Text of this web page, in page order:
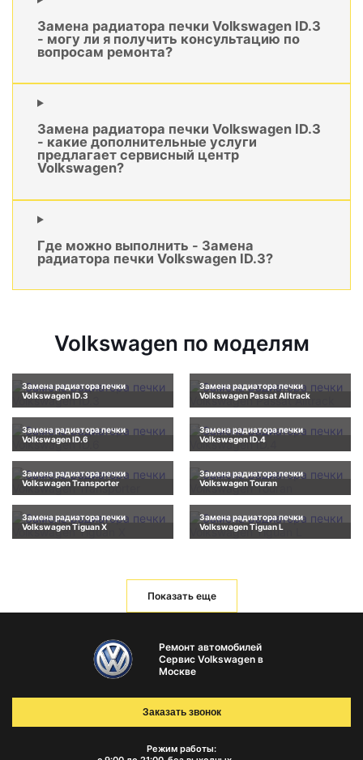
Замена радиатора печки Volkswagen ID.3
- могу ли я получить консультацию по
вопросам ремонта?
Замена радиатора печки Volkswagen ID.3
- какие дополнительные услуги
предлагает сервисный центр
Volkswagen?
Где можно выполнить - Замена
радиатора печки Volkswagen ID.3?
Volkswagen по моделям
Замена радиатора печки
Volkswagen ID.3
Замена радиатора печки
Volkswagen Passat Alltrack
Замена радиатора печки
Volkswagen ID.6
Замена радиатора печки
Volkswagen ID.4
Замена радиатора печки
Volkswagen Transporter
Замена радиатора печки
Volkswagen Touran
Замена радиатора печки
Volkswagen Tiguan X
Замена радиатора печки
Volkswagen Tiguan L
Показать еще
Ремонт автомобилей
Сервис Volkswagen в
Москве
Режим работы:
Заказать звонок